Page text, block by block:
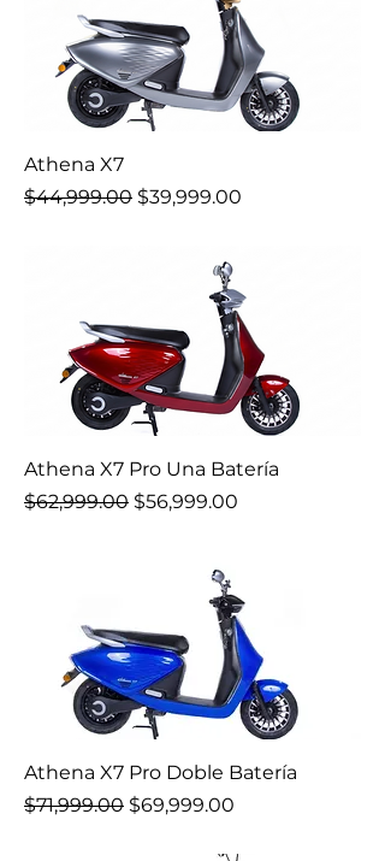
Athena X7
Precio
$44,999.00 Precio de oferta
$39,999.00
Athena X7 Pro Una Batería
Precio
$62,999.00 Precio de oferta
$56,999.00
Athena X7 Pro Doble Batería
Precio
$71,999.00 Precio de oferta
$69,999.00